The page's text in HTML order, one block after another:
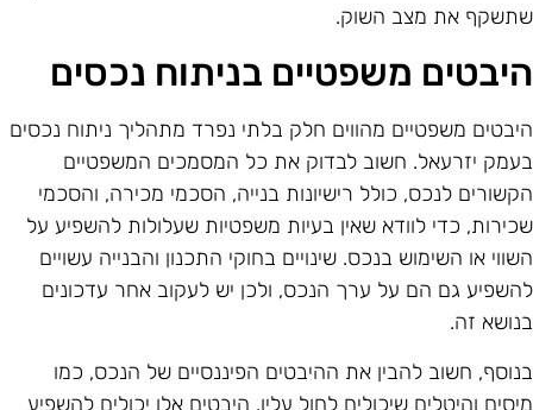
את מצב השוק.
משפטיים בניתוח נכסים
משפטיים מהווים חלק בלתי נפרד מתהליך ניתוח נכסים
יזרעאל. חשוב לבדוק את כל המסמכים המשפטיים
לנכס, כולל רישיונות בנייה, הסכמי מכירה, והסכמי
כדי לוודא שאין בעיות משפטיות שעלולות להשפיע על
או השימוש בנכס. שינויים בחוקי התכנון והבנייה עשויים
גם הם על ערך הנכס, ולכן יש לעקוב אחר עדכונים
זה.
חשוב להבין את ההיבטים הפיננסיים של הנכס, כמו
והיטלים שיכולים לחול עליו. היבטים אלו יכולים להשפיע